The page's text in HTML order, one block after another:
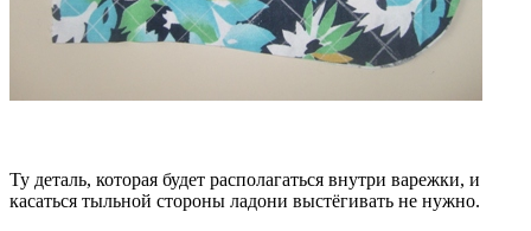
Ту деталь, которая будет располагаться внутри варежки, и
касаться тыльной стороны ладони выстёгивать не нужно.